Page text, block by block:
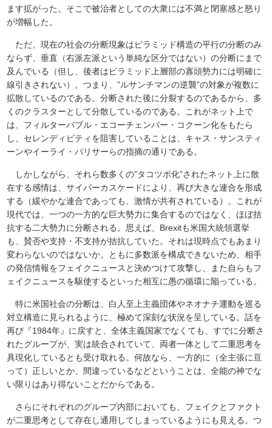
ます拡がった。そこで被治者としての大衆には不満と閉塞感と怒り
が増幅した。
ただ、現在の社会の分断現象はピラミッド構造の平行の分断のみ
ならず、垂直（右派左派という単純な区分ではない）の分断にまで
及んでいる（但し、後者はピラミッド上層部の寡頭勢力には明確に
線引きされない）。つまり、”ルサンチマンの逆襲”の対象が複数に
拡散しているのである。分断された後に分裂するのであるから、多
くのクラスターとして分散しているのである。これがネット上で
は、フィルターバブル・エコーチェンバー・コクーン化をもたら
し、セレンディピティを阻害していることは、キャス・サンスティ
ーンやイーライ・パリサーらの指摘の通りである。
しかしながら、それら数多くの”タコツボ化”されたネット上に散
在する感情は、サイバーカスケードにより、再び大きな連合を形成
する（緩やかな連合であっても、激情が共有されている）。これが
現代では、一つの一方的な巨大勢力に集合するのではなく、ほぼ拮
抗する二大勢力に分断される。思えば、Brexitも米国大統領選挙
も、賛否や支持・不支持が拮抗していた。それは現時点でもあまり
変わらないのではないか。ともに多数派を構成できないため、相手
の発信情報をフェイクニュースと決めつけて攻撃し、また自らもフ
ェイクニュースを駆使するといった相互に愚の循環に陥っている。
特に米国社会の分断は、白人至上主義団体やネオナチ運動を巡る
対立構造に見られるように、極めて深刻な状況を呈している。話を
再び『1984年』に戻すと、全体主義国家でなくても、すでに分断さ
れたグループが、実は統合されていて、両者一体として二重思考を
具現化しているとも受け取れる。何故なら、一方的に（全主張に亘
って）正しいとか、間違っているなどということは、全能の神でな
い限りはあり得ないことだからである。
さらにそれぞれのグループ内部においても、フェイクとファクト
が二重思考として存在し通用してしまっているようにも見える。つ